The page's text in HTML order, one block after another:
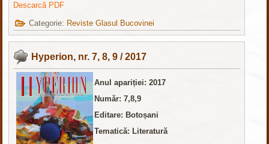
Descarcă PDF
Categorie: Reviste Glasul Bucovinei
Hyperion, nr. 7, 8, 9 / 2017
Anul apariției: 2017
Număr: 7,8,9
Editare: Botoșani
Tematică: Literatură